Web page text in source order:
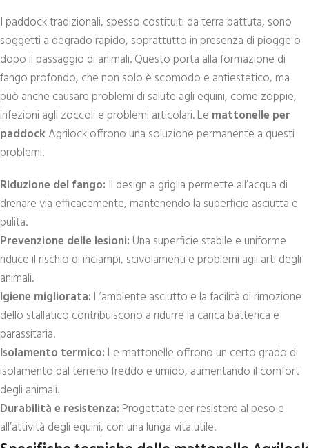
I paddock tradizionali, spesso costituiti da terra battuta, sono
soggetti a degrado rapido, soprattutto in presenza di piogge o
dopo il passaggio di animali. Questo porta alla formazione di
fango profondo, che non solo è scomodo e antiestetico, ma
può anche causare problemi di salute agli equini, come zoppie,
infezioni agli zoccoli e problemi articolari. Le mattonelle per
paddockAgrilock offrono una soluzione permanente a questi
problemi.
Riduzione del fango: Il design a griglia permette all’acqua di
drenare via efficacemente, mantenendo la superficie asciutta e
pulita.
Prevenzione delle lesioni: Una superficie stabile e uniforme
riduce il rischio di inciampi, scivolamenti e problemi agli arti degli
animali.
Igiene migliorata: L’ambiente asciutto e la facilità di rimozione
dello stallatico contribuiscono a ridurre la carica batterica e
parassitaria.
Isolamento termico: Le mattonelle offrono un certo grado di
isolamento dal terreno freddo e umido, aumentando il comfort
degli animali.
Durabilità e resistenza: Progettate per resistere al peso e
all’attività degli equini, con una lunga vita utile.